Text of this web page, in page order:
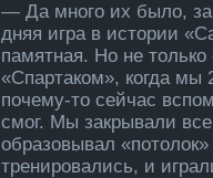
— Да много их было,
дняя игра в истории
памятная. Но не
«Спартаком», когда­
почему-то сейчас
смог. Мы закрывали
образовывал
тренировались, и